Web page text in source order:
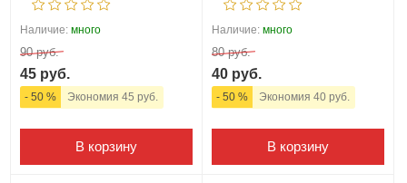
Наличие: много
90 руб.
45 руб.
- 50 % Экономия 45 руб.
В корзину
Наличие: много
80 руб.
40 руб.
- 50 % Экономия 40 руб.
В корзину